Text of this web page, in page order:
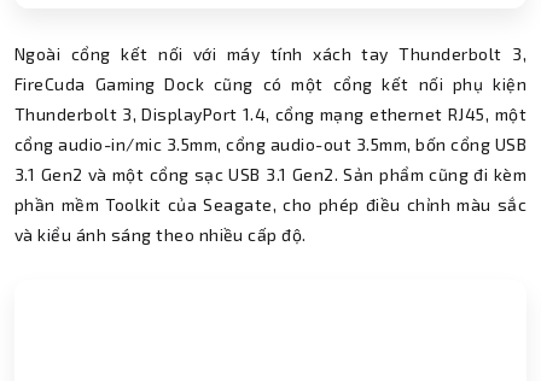
Ngoài cổng kết nối với máy tính xách tay Thunderbolt 3,
FireCuda Gaming Dock cũng có một cổng kết nối phụ kiện
Thunderbolt 3, DisplayPort 1.4, cổng mạng ethernet RJ45, một
cổng audio-in/mic 3.5mm, cổng audio-out 3.5mm, bốn cổng USB
3.1 Gen2 và một cổng sạc USB 3.1 Gen2. Sản phẩm cũng đi kèm
phần mềm Toolkit của Seagate, cho phép điều chỉnh màu sắc
và kiểu ánh sáng theo nhiều cấp độ.